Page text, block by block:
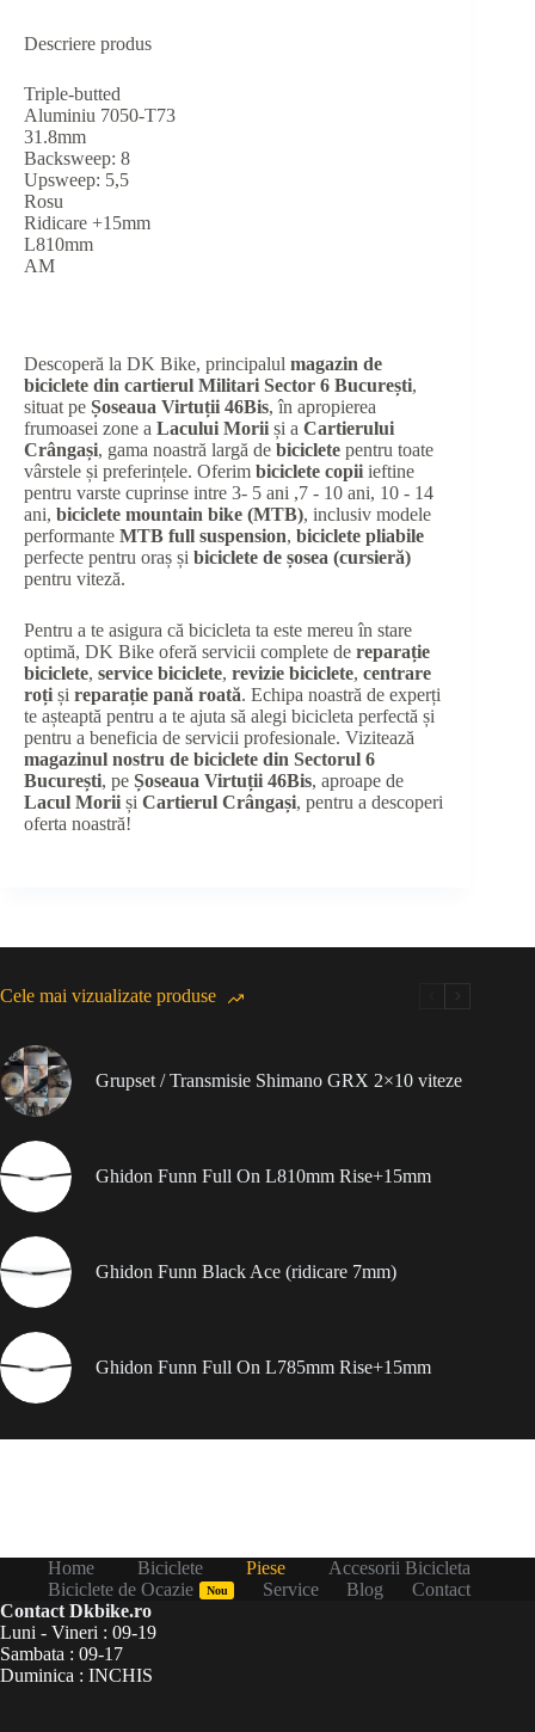
Descriere produs
Triple-butted
Aluminiu 7050-T73
31.8mm
Backsweep: 8
Upsweep: 5,5
Rosu
Ridicare +15mm
L810mm
AM
Descoperă la DK Bike, principalul magazin de
biciclete din cartierul Militari Sector 6 București,
situat pe Șoseaua Virtuții 46Bis, în apropierea
frumoasei zone a Lacului Morii și a Cartierului
Crângași, gama noastră largă de biciclete pentru toate
vârstele și preferințele. Oferim biciclete copii ieftine
pentru varste cuprinse intre 3- 5 ani ,7 - 10 ani, 10 - 14
ani, biciclete mountain bike (MTB), inclusiv modele
performante MTB full suspension, biciclete pliabile
perfecte pentru oraș și biciclete de șosea (cursieră)
pentru viteză.
Pentru a te asigura că bicicleta ta este mereu în stare
optimă, DK Bike oferă servicii complete de reparație
biciclete, service biciclete, revizie biciclete, centrare
roți și reparație pană roată. Echipa noastră de experți
te așteaptă pentru a te ajuta să alegi bicicleta perfectă și
pentru a beneficia de servicii profesionale. Vizitează
magazinul nostru de biciclete din Sectorul 6
București, pe Șoseaua Virtuții 46Bis, aproape de
Lacul Morii și Cartierul Crângași, pentru a descoperi
oferta noastră!
Cele mai vizualizate produse
Grupset / Transmisie Shimano GRX 2×10 viteze
Ghidon Funn Full On L810mm Rise+15mm
Ghidon Funn Black Ace (ridicare 7mm)
Ghidon Funn Full On L785mm Rise+15mm
Home Biciclete Piese
Accesorii Bicicleta
Biciclete de Ocazie
Nou Service Blog
Contact
Contact Dkbike.ro
Luni - Vineri : 09-19
Sambata : 09-17
Duminica : INCHIS